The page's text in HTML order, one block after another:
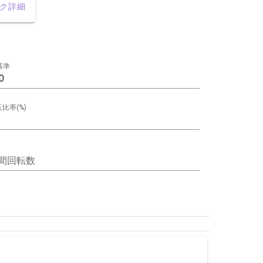
詳細
準
比率(%)
回転数